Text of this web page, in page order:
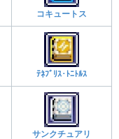
コキュートス
ﾃﾈﾌﾞﾘｽ･ﾄﾆﾄﾙｽ
サンクチュアリ